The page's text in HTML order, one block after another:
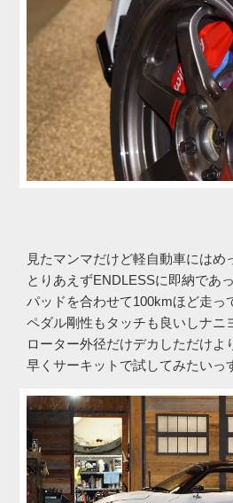
見たマンマだけど軽自動車にはめ
とりあえずENDLESSに即納であ
パッドを合わせて100kmほど走っ
ペダル剛性もタッチも良いしナニ
ローター外径だけデカしただけよ
早くサーキットで試してみたいっ